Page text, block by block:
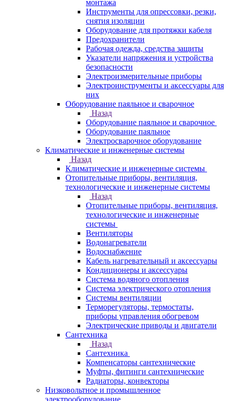
монтажа
Инструменты для опрессовки, резки,
снятия изоляции
Оборудование для протяжки кабеля
Предохранители
Рабочая одежда, средства защиты
Указатели напряжения и устройства
безопасности
Электроизмерительные приборы
Электроинструменты и аксессуары для
них
Оборудование паяльное и сварочное
Назад
Оборудование паяльное и сварочное
Оборудование паяльное
Электросварочное оборудование
Климатические и инженерные системы
Назад
Климатические и инженерные системы
Отопительные приборы, вентиляция,
технологические и инженерные системы
Назад
Отопительные приборы, вентиляция,
технологические и инженерные
системы
Вентиляторы
Водонагреватели
Водоснабжение
Кабель нагревательный и аксессуары
Кондиционеры и аксессуары
Система водяного отопления
Система электрического отопления
Системы вентиляции
Терморегуляторы, термостаты,
приборы управления обогревом
Электрические приводы и двигатели
Сантехника
Назад
Сантехника
Компенсаторы сантехнические
Муфты, фитинги сантехнические
Радиаторы, конвекторы
Низковольтное и промышленное
электрооборудование